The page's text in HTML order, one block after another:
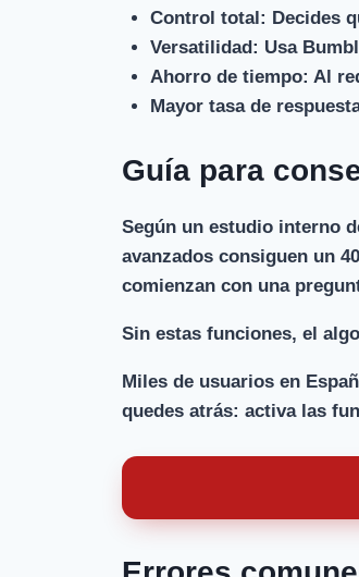
Control total: Decides
Versatilidad: Usa
Ahorro de tiempo: Al
Mayor tasa de
Guía para
Según un estudio interno
avanzados consiguen un
comienzan con una
Sin estas funciones, el
Miles de usuarios en
quedes atrás: activa las